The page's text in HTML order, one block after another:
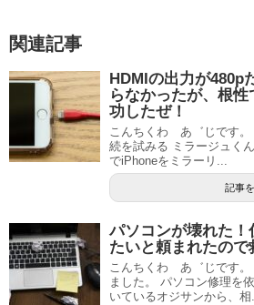
関連記事
HDMIの出力が480p
らなかったが、根
功したぜ！
こんちくわ あ゛じです。
続を試みる ミラージュく
でiPhoneをミラーリ...
記事
パソコンが壊れた！
たいと頼まれたので
こんちくわ あ゛じです。
ました。 パソコン修理を
いているオジサンから、相